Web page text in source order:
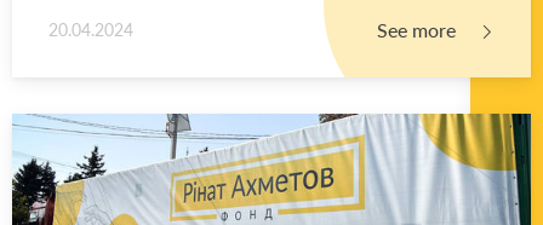
20.04.2024 See more